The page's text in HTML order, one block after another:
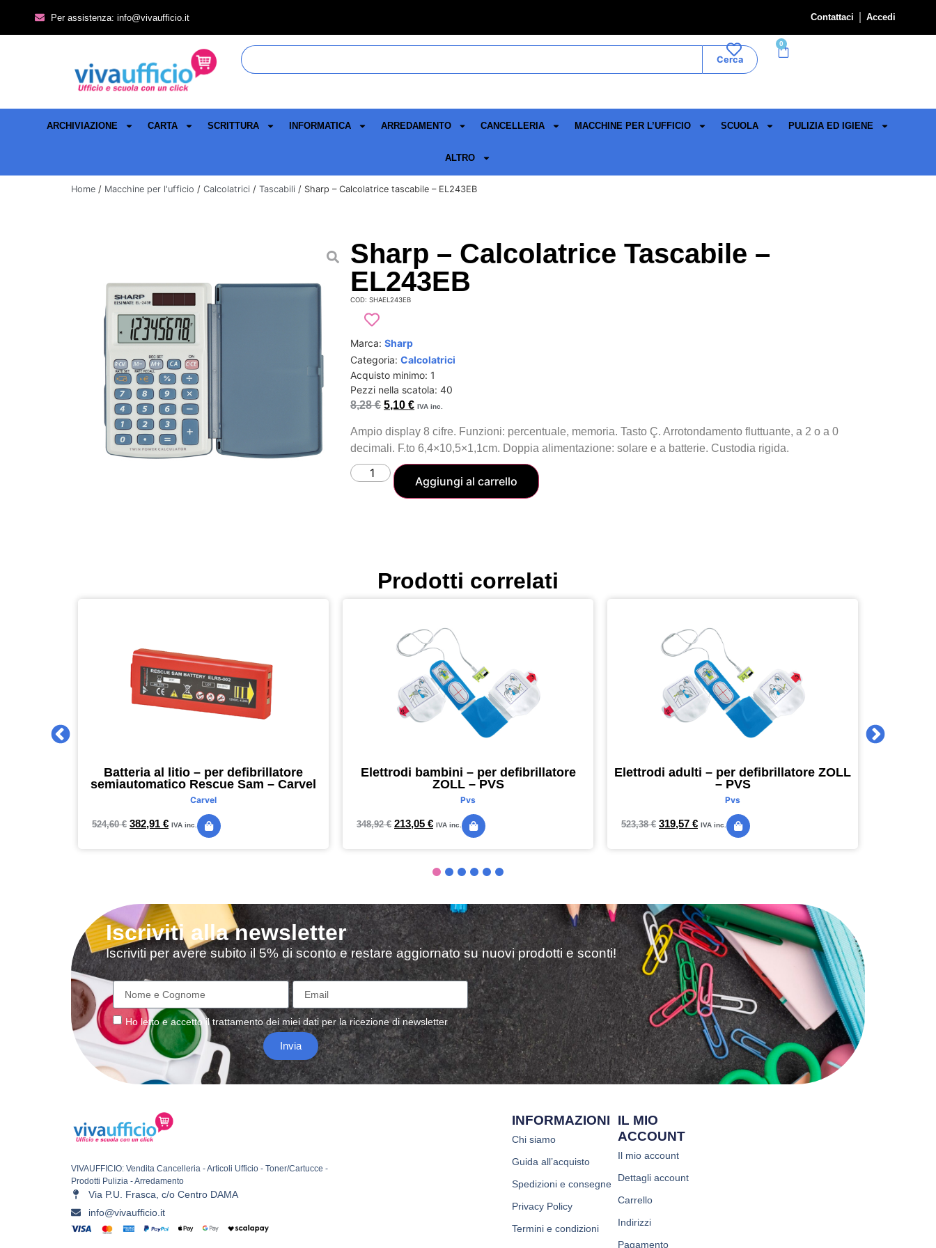
Per assistenza: info@vivaufficio.it Contattaci Accedi
Cerca
0
ARCHIVIAZIONE CARTA SCRITTURA INFORMATICA ARREDAMENTO CANCELLERIA MACCHINE PER L’UFFICIO SCUOLA PULIZIA ED IGIENE
ALTRO
Home / Macchine per l'ufficio / Calcolatrici / Tascabili / Sharp – Calcolatrice tascabile – EL243EB
Sharp – Calcolatrice Tascabile –
EL243EB
COD: SHAEL243EB
Marca:Sharp
Categoria:Calcolatrici
Acquisto minimo: 1
Pezzi nella scatola: 40
8,28€ 5,10€ IVA inc.
Ampio display 8 cifre. Funzioni: percentuale, memoria. Tasto Ç. Arrotondamento fluttuante, a 2 o a 0
decimali. F.to 6,4×10,5×1,1cm. Doppia alimentazione: solare e a batterie. Custodia rigida.
Aggiungi al carrello
Prodotti correlati
Batteria al litio – per defibrillatore
semiautomatico Rescue Sam – Carvel
Carvel
524,60€ 382,91 € IVA inc.
Elettrodi bambini – per defibrillatore
ZOLL – PVS
Pvs
348,92€ 213,05 € IVA inc.
Elettrodi adulti – per defibrillatore ZOLL
– PVS
Pvs
523,38€ 319,57 € IVA inc.
Iscriviti alla newsletter
Iscriviti per avere subito il 5% di sconto e restare aggiornato su nuovi prodotti e sconti!
Ho letto e accetto iltrattamentodei miei dati per la ricezione di newsletter
Invia
VIVAUFFICIO: Vendita Cancelleria - Articoli Ufficio - Toner/Cartucce -
Prodotti Pulizia - Arredamento
Via P.U. Frasca, c/o Centro DAMA
info@vivaufficio.it
INFORMAZIONI
Chi siamo
Guida all’acquisto
Spedizioni e consegne
Privacy Policy
Termini e condizioni
IL MIO
ACCOUNT
Il mio account
Dettagli account
Carrello
Indirizzi
Pagamento